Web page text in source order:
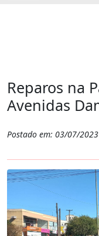
Reparos na
Avenidas
Postado em: 03/07/2023